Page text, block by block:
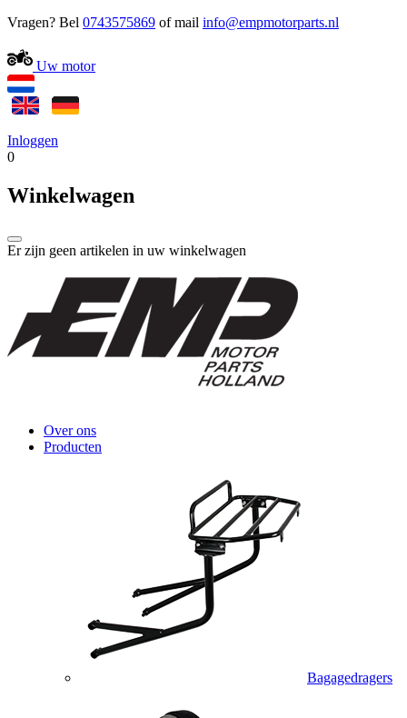
Vragen? Bel 0743575869 of mail
Uw motor
Inloggen
0
Winkelwagen
Er zijn geen artikelen in uw winkelwagen
Over ons
Producten
Bagagedragers